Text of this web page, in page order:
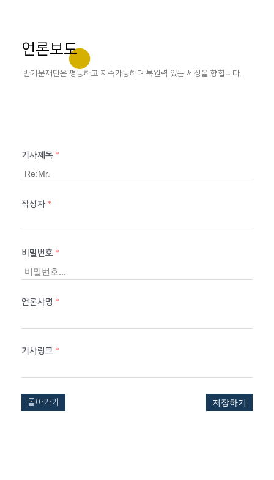
언론보도
반기문재단은 평등하고 지속가능하며 복원력 있는 세상을 향합니다.
기사제목 *
작성자 *
비밀번호 *
언론사명 *
기사링크 *
돌아가기 저장하기